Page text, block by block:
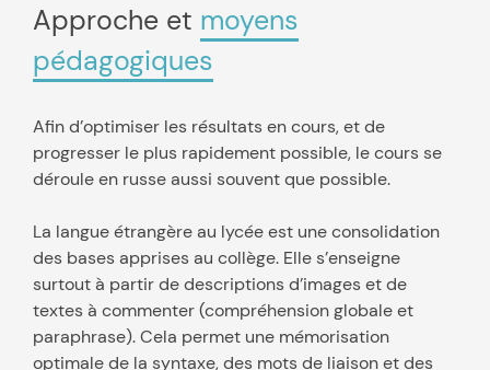
Approche et moyens
pédagogiques
Afin d’optimiser les résultats en cours, et de
progresser le plus rapidement possible, le cours se
déroule en russe aussi souvent que possible.
La langue étrangère au lycée est une consolidation
des bases apprises au collège. Elle s’enseigne
surtout à partir de descriptions d’images et de
textes à commenter (compréhension globale et
paraphrase). Cela permet une mémorisation
optimale de la syntaxe, des mots de liaison et des